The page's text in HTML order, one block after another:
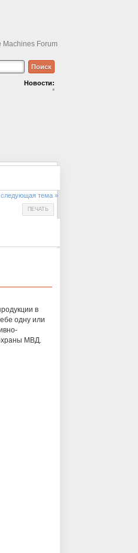
Новости:
*
следующая тема »
ПЕЧАТЬ
в
одну или
МВД.